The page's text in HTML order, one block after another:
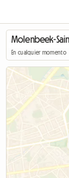
En cualquier momento